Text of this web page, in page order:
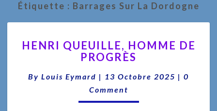
Étiquette : Barrages Sur La Dordogne
QUEUILLE,
HOMME
PROGRÈS
HENRI QUEUILLE, HOMME DE
PROGRÈS
By Louis Eymard | 13 Octobre 2025 | 0
Comment